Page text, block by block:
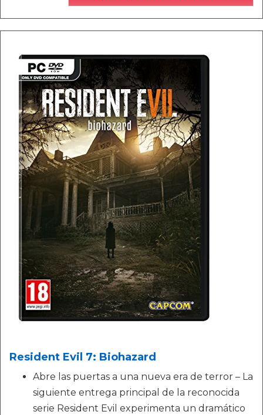
Resident Evil 7: Biohazard
Abre las puertas a una nueva era de terror – La
siguiente entrega principal de la reconocida
serie Resident Evil experimenta un dramático